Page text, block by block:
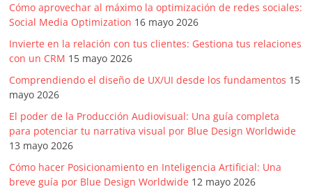
Cómo aprovechar al máximo la optimización de redes sociales:
Social Media Optimization 16 mayo 2026
Invierte en la relación con tus clientes: Gestiona tus relaciones
con un CRM 15 mayo 2026
Comprendiendo el diseño de UX/UI desde los fundamentos 15
mayo 2026
El poder de la Producción Audiovisual: Una guía completa
para potenciar tu narrativa visual por Blue Design Worldwide
13 mayo 2026
Cómo hacer Posicionamiento en Inteligencia Artificial: Una
breve guía por Blue Design Worldwide 12 mayo 2026